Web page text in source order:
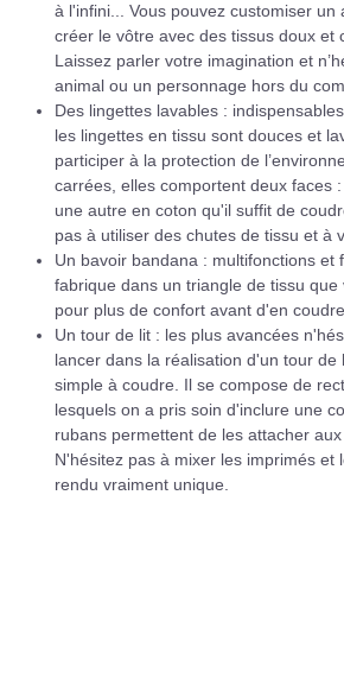
à l'infini... Vous pouvez customiser un
créer le vôtre avec des tissus doux et
Laissez parler votre imagination et
animal ou un personnage hors du
Des lingettes lavables :
les lingettes en tissu sont douces et
participer à la protection de
carrées, elles comportent deux faces
une autre en coton qu'il suffit de
pas à utiliser des chutes de tissu et à
Un bavoir bandana : multifonctions et
fabrique dans un triangle de tissu
pour plus de confort avant d'en
Un tour de lit : les plus avancées
lancer dans la réalisation d'un tour de
simple à coudre. Il se compose de
lesquels on a pris soin d'inclure une
rubans permettent de les attacher
N'hésitez pas à mixer les imprimés et
rendu vraiment unique.